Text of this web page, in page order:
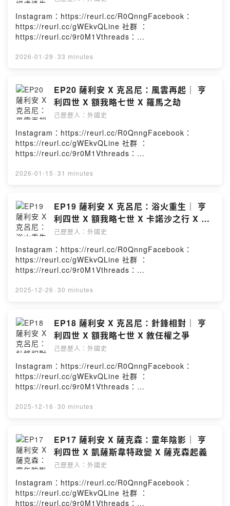
德馬格德堡大主教：阿瑟爾的亨利奧地利藩侯：利奧波德
三世亨利五世的姐姐：阿格尼絲波希米亞公爵：博里沃伊
Powered by Firstory Hosting
Instagram：https://reurl.cc/R0QnngFacebook：
https://reurl.cc/gWEkvQLine 社群 ：
https://reurl.cc/9r0M1Vthreads：
https://reurl.cc/YExd2l章節提示：1. 旗開得勝的遠征2.
為西元1090-1098年－－－－－－－－－－－－－－－－
－－本集人名及專有名詞簡介如下：米蘭大主教：阿努爾
夫三世克恩頓公爵：亨利三世東羅馬皇帝：阿列克謝一世
塞爾柱土耳其蘇丹：馬立克沙一世Powered by Firstory
Hosting
2026-01-29 · 33 minutes
EP20 薩利安 X 克呂尼：風雲再起｜ 亨
利四世 X 額我略七世 X 羅馬之劫
己歷歷人：外國史
Instagram：https://reurl.cc/R0QnngFacebook：
https://reurl.cc/gWEkvQLine 社群 ：
https://reurl.cc/9r0M1Vthreads：
https://reurl.cc/YExd2l章節提示：1. 瑪蒂爾達的挫敗2.
世的新敵人本集故事的年代為西元1081-1090年－－－－
－－－－－－－－－－－－－－本集人名及專有名詞簡介
如下：對立教皇：克勉三世東羅馬皇帝：阿列克謝一世羅
貝爾的兒子：博希蒙德中間的教皇：維篤三世新郎韋爾
夫：因尚未成為公爵先稱為五世成為巴伐利亞公爵會改稱
二世Powered by Firstory Hosting
2026-01-15 · 31 minutes
EP19 薩利安 X 克呂尼：浴火重生｜ 亨
利四世 X 額我略七世 X 卡諾沙之行 X 福
希海姆會議
己歷歷人：外國史
Instagram：https://reurl.cc/R0QnngFacebook：
https://reurl.cc/gWEkvQLine 社群 ：
https://reurl.cc/9r0M1Vthreads：
https://reurl.cc/YExd2l章節提示：1. 大家新年快樂！2.
的歐洲本集故事的年代為西元1077-1081年－－－－－－
－－－－－－－－－－－－本集人名及專有名詞簡介如
下：阿勒曼尼亞公爵：萊茵費爾登的魯道夫巴伐利亞公
爵：韋爾夫一世亨利四世的岳母：蘇薩的阿德萊德克呂尼
修道道院長：雨果(舊)克恩頓公爵：貝特霍爾德二世前巴伐
利亞公爵：諾特海姆的鄂圖(新)克恩頓公爵：柳托爾德(新)
阿勒曼尼亞公爵：腓特烈一世Powered by Firstory
Hosting
2025-12-26 · 30 minutes
EP18 薩利安 X 克呂尼：針鋒相對｜ 亨
利四世 X 額我略七世 X 敘任權之爭
己歷歷人：外國史
Instagram：https://reurl.cc/R0QnngFacebook：
https://reurl.cc/gWEkvQLine 社群 ：
https://reurl.cc/9r0M1Vthreads：
https://reurl.cc/YExd2l章節提示：1. 亨利四世的拖延戰
－－－－－－－－－－－－－－－－－－本集人名及專有
名詞簡介如下：米蘭大主教(舊)：圭多·達·維拉特米蘭大主
教(帝國)：戈托弗雷多米蘭大主教(改革)：阿托米蘭大主教
(亨利四世親信)：泰達爾德美茵茲大主教：齊格飛一世不來
梅大主教：阿達爾貝特瑪蒂爾達的母親：洛林的貝婭特麗
絲老下洛林公爵：鬍子戈德弗瓦(繼父)新下洛林公爵：駝背
戈德弗瓦(繼兄)Powered by Firstory Hosting
2025-12-16 · 30 minutes
EP17 薩利安 X 薩克森：童年陰影｜ 亨
利四世 X 凱薩斯韋特政變 X 薩克森起義
己歷歷人：外國史
Instagram：https://reurl.cc/R0QnngFacebook：
https://reurl.cc/gWEkvQLine 社群 ：
https://reurl.cc/9r0M1Vthreads：